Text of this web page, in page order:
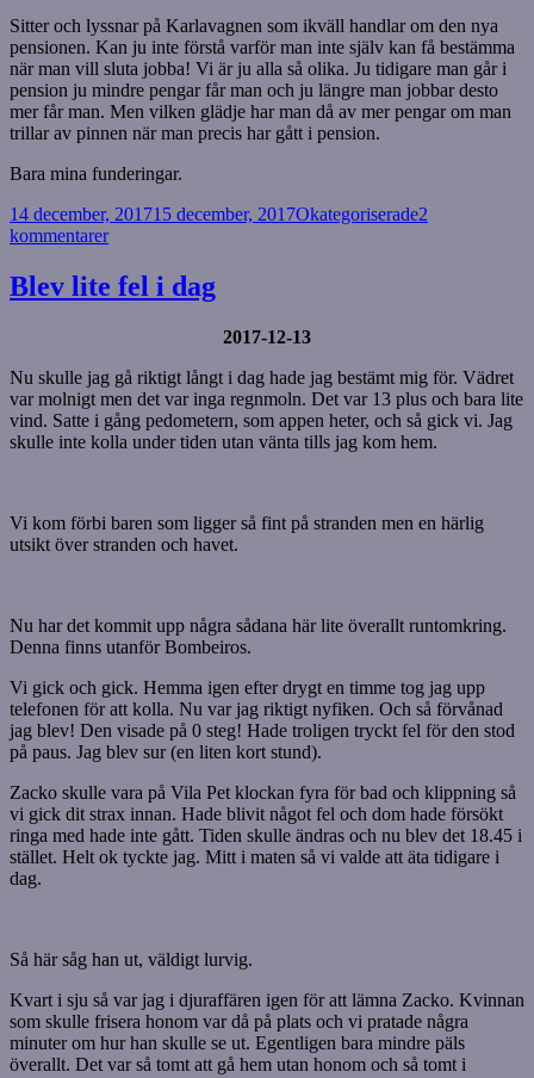
Sitter och lyssnar på Karlavagnen som ikväll handlar om den nya
pensionen. Kan ju inte förstå varför man inte själv kan få bestämma
när man vill sluta jobba! Vi är ju alla så olika. Ju tidigare man går i
pension ju mindre pengar får man och ju längre man jobbar desto
mer får man. Men vilken glädje har man då av mer pengar om man
trillar av pinnen när man precis har gått i pension.
Bara mina funderingar.
Postat
14 december, 201715 december, 2017Kategorier
Okategoriserade2
kommentarertill
motorhuv
Blev lite fel i dag
2017-12-13
Nu skulle jag gå riktigt långt i dag hade jag bestämt mig för. Vädret
var molnigt men det var inga regnmoln. Det var 13 plus och bara lite
vind. Satte i gång pedometern, som appen heter, och så gick vi. Jag
skulle inte kolla under tiden utan vänta tills jag kom hem.
Vi kom förbi baren som ligger så fint på stranden men en härlig
utsikt över stranden och havet.
Nu har det kommit upp några sådana här lite överallt runtomkring.
Denna finns utanför Bombeiros.
Vi gick och gick. Hemma igen efter drygt en timme tog jag upp
telefonen för att kolla. Nu var jag riktigt nyfiken. Och så förvånad
jag blev! Den visade på 0 steg! Hade troligen tryckt fel för den stod
på paus. Jag blev sur (en liten kort stund).
Zacko skulle vara på Vila Pet klockan fyra för bad och klippning så
vi gick dit strax innan. Hade blivit något fel och dom hade försökt
ringa med hade inte gått. Tiden skulle ändras och nu blev det 18.45 i
stället. Helt ok tyckte jag. Mitt i maten så vi valde att äta tidigare i
dag.
Så här såg han ut, väldigt lurvig.
Kvart i sju så var jag i djuraffären igen för att lämna Zacko. Kvinnan
som skulle frisera honom var då på plats och vi pratade några
minuter om hur han skulle se ut. Egentligen bara mindre päls
överallt. Det var så tomt att gå hem utan honom och så tomt i